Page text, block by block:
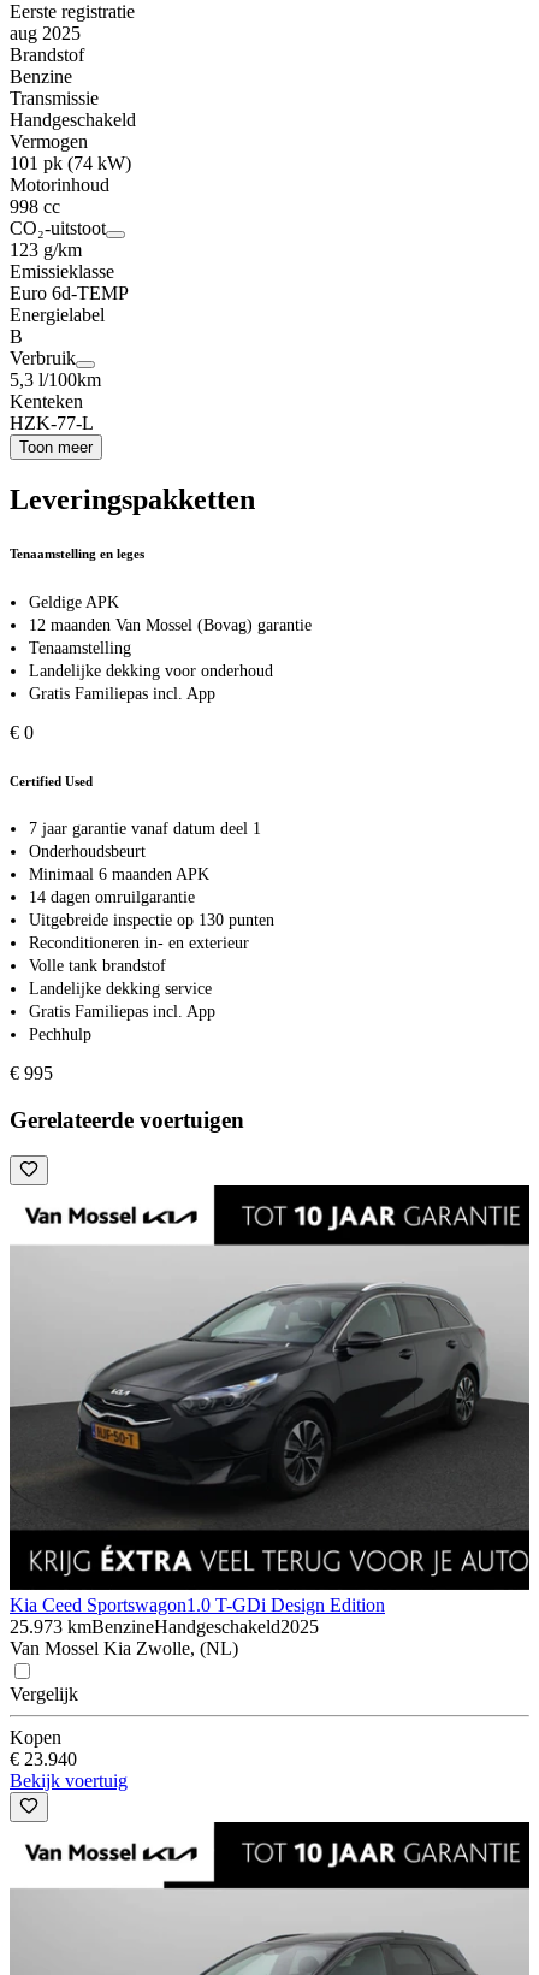
Eerste registratie
aug 2025
Brandstof
Benzine
Transmissie
Handgeschakeld
Vermogen
101 pk (74 kW)
Motorinhoud
998 cc
CO₂-uitstoot
123 g/km
Emissieklasse
Euro 6d-TEMP
Energielabel
B
Verbruik
5,3 l/100km
Kenteken
HZK-77-L
Toon meer
Leveringspakketten
Tenaamstelling en leges
Geldige APK
12 maanden Van Mossel (Bovag) garantie
Tenaamstelling
Landelijke dekking voor onderhoud
Gratis Familiepas incl. App
€ 0
Certified Used
7 jaar garantie vanaf datum deel 1
Onderhoudsbeurt
Minimaal 6 maanden APK
14 dagen omruilgarantie
Uitgebreide inspectie op 130 punten
Reconditioneren in- en exterieur
Volle tank brandstof
Landelijke dekking service
Gratis Familiepas incl. App
Pechhulp
€ 995
Gerelateerde voertuigen
Kia Ceed Sportswagon1.0 T-GDi Design Edition
25.973 kmBenzineHandgeschakeld2025
Van Mossel Kia Zwolle, (NL)
Vergelijk
Kopen
€ 23.940
Bekijk voertuig